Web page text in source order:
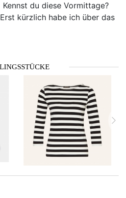
du diese Vormittage?
kürzlich habe ich über das
vor